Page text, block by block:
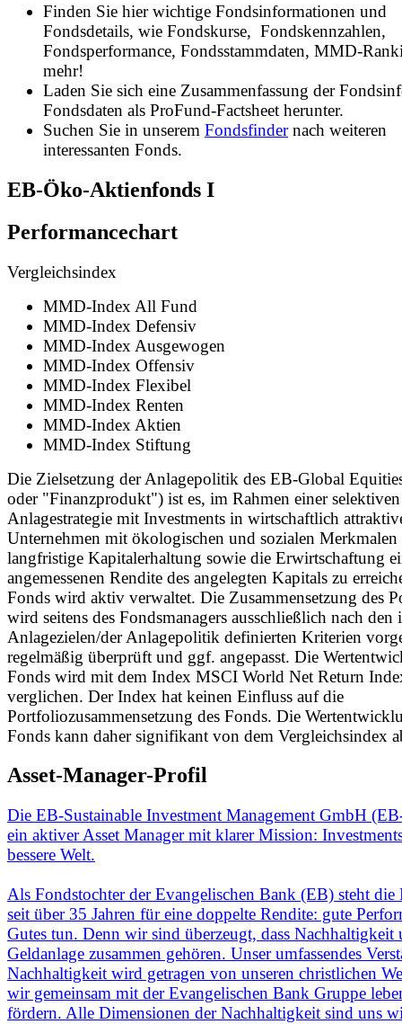
Finden Sie hier wichtige Fondsinformationen und
Fondsdetails, wie Fondskurse, Fondskennzahlen,
Fondsperformance, Fondsstammdaten, MMD-
mehr!
Laden Sie sich eine Zusammenfassung der
Fondsdaten als ProFund-Factsheet herunter.
Suchen Sie in unserem Fondsfindernach weiteren
interessanten Fonds.
EB-Öko-Aktienfonds I
Performancechart
Vergleichsindex
MMD-Index All Fund
MMD-Index Defensiv
MMD-Index Ausgewogen
MMD-Index Offensiv
MMD-Index Flexibel
MMD-Index Renten
MMD-Index Aktien
MMD-Index Stiftung
Die Zielsetzung der Anlagepolitik des EB-Global
oder "Finanzprodukt") ist es, im Rahmen einer selektiven
Anlagestrategie mit Investments in wirtschaftlich
Unternehmen mit ökologischen und sozialen Merkmalen
langfristige Kapitalerhaltung sowie die Erwirtschaftung
angemessenen Rendite des angelegten Kapitals zu
Fonds wird aktiv verwaltet. Die Zusammensetzung des
wird seitens des Fondsmanagers ausschließlich nach den
Anlagezielen/der Anlagepolitik definierten Kriterien
regelmäßig überprüft und ggf. angepasst. Die
Fonds wird mit dem Index MSCI World Net Return
verglichen. Der Index hat keinen Einfluss auf die
Portfoliozusammensetzung des Fonds. Die
Fonds kann daher signifikant von dem Vergleichsindex
Asset-Manager-Profil
Die EB-Sustainable Investment Management GmbH
ein aktiver Asset Manager mit klarer Mission:
bessere Welt.
Als Fondstochter der Evangelischen Bank (EB) steht
seit über 35 Jahren für eine doppelte Rendite: gute
Gutes tun. Denn wir sind überzeugt, dass Nachhaltigkeit
Geldanlage zusammen gehören. Unser umfassendes
Nachhaltigkeit wird getragen von unseren christlichen
wir gemeinsam mit der Evangelischen Bank Gruppe
fördern. Alle Dimensionen der Nachhaltigkeit sind uns